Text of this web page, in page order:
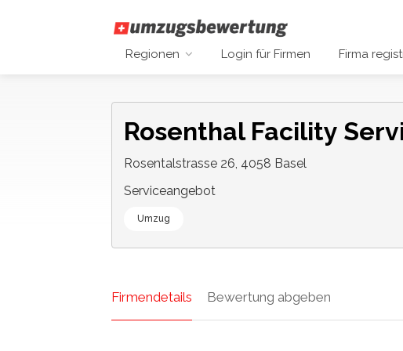
Regionen Login für Firmen Firma
Rosenthal Facility
Rosentalstrasse 26, 4058 Basel
Serviceangebot
Umzug
Firmendetails Bewertung abgeben